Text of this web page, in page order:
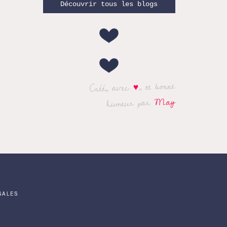
Découvrir tous les blogs
Créé, avec♥, et bonne
humeur parMay